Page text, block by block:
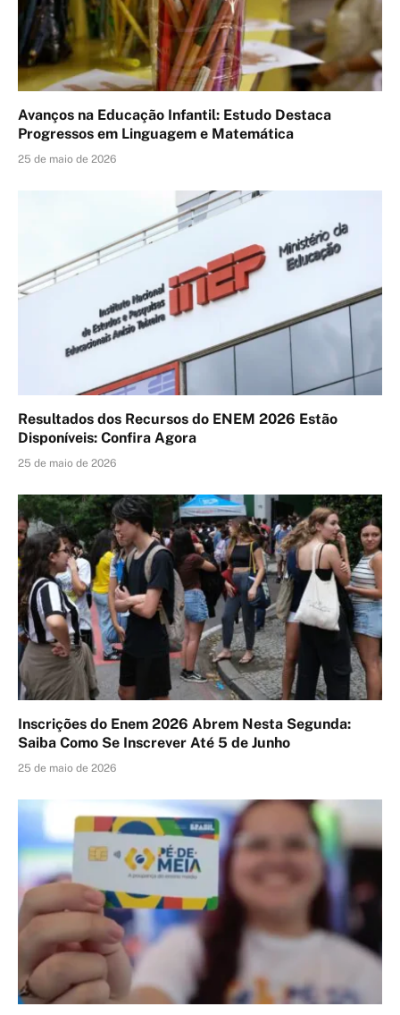
Avanços na Educação Infantil: Estudo Destaca
Progressos em Linguagem e Matemática
25 de maio de 2026
Resultados dos Recursos do ENEM 2026 Estão
Disponíveis: Confira Agora
25 de maio de 2026
Inscrições do Enem 2026 Abrem Nesta Segunda:
Saiba Como Se Inscrever Até 5 de Junho
25 de maio de 2026